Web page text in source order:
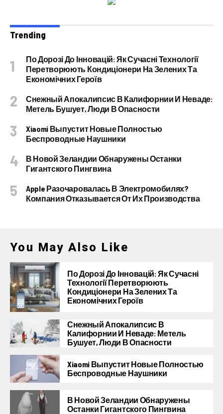
Trending
По Дорозі До Інновацій: Як Сучасні Технології
Перетворюють Кондиціонери На Зелених Та
Економічних Героїв
Снежный Апокалипсис В Калифорнии И Неваде:
Метель Бушует, Люди В Опасности
Xiaomi Выпустит Новые Полностью
Беспроводные Наушники
В Новой Зеландии Обнаружены Останки
Гигантского Пингвина
Apple Разочаровалась В Электромобилях?
Компания Отказывается От Их Производства
You May Also Like
По Дорозі До Інновацій: Як Сучасні
Технології Перетворюють
Кондиціонери На Зелених Та
Економічних Героїв
Снежный Апокалипсис В
Калифорнии И Неваде: Метель
Бушует, Люди В Опасности
Xiaomi Выпустит Новые Полностью
Беспроводные Наушники
В Новой Зеландии Обнаружены
Останки Гигантского Пингвина